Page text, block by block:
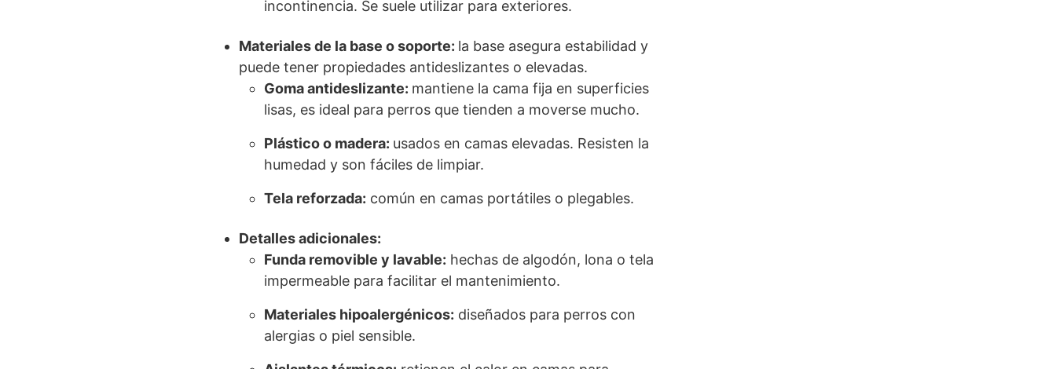
incontinencia. Se suele utilizar para exteriores.
Materiales de la base o soporte: la base asegura estabilidad y
puede tener propiedades antideslizantes o elevadas.
Goma antideslizante: mantiene la cama fija en superficies
lisas, es ideal para perros que tienden a moverse mucho.
Plástico o madera: usados en camas elevadas. Resisten la
humedad y son fáciles de limpiar.
Tela reforzada: común en camas portátiles o plegables.
Detalles adicionales:
Funda removible y lavable: hechas de algodón, lona o tela
impermeable para facilitar el mantenimiento.
Materiales hipoalergénicos: diseñados para perros con
alergias o piel sensible.